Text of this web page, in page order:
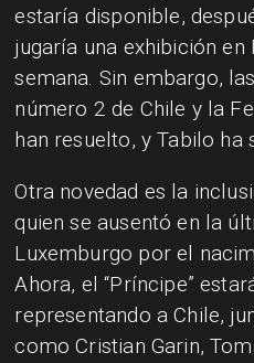
estaría disponible,
jugaría una exhibición
semana. Sin embargo,
número 2 de Chile y la
han resuelto, y Tabilo ha
Otra novedad es la
quien se ausentó en la
Luxemburgo por el
Ahora, el “Príncipe”
representando a Chile,
como Cristian Garin,